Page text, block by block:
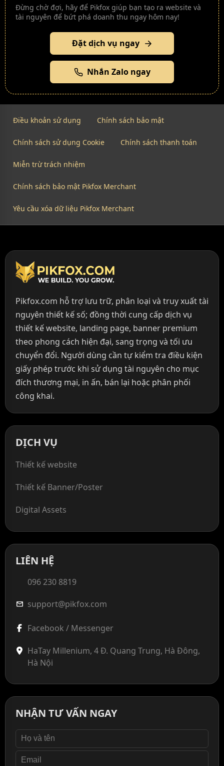
Đừng chờ đợi, hãy để Pikfox giúp bạn tạo ra website và
tài nguyên để bứt phá doanh thu ngay hôm nay!
Đặt dịch vụ ngay
Nhắn Zalo ngay
Điều khoản sử dụng Chính sách bảo mật
Chính sách sử dụng Cookie Chính sách thanh toán
Miễn trừ trách nhiệm
Chính sách bảo mật Pikfox Merchant
Yêu cầu xóa dữ liệu Pikfox Merchant
Pikfox.com hỗ trợ lưu trữ, phân loại và truy xuất tài
nguyên thiết kế số; đồng thời cung cấp dịch vụ
thiết kế website, landing page, banner premium
theo phong cách hiện đại, sang trọng và tối ưu
chuyển đổi. Người dùng cần tự kiểm tra điều kiện
giấy phép trước khi sử dụng tài nguyên cho mục
đích thương mại, in ấn, bán lại hoặc phân phối
công khai.
DỊCH VỤ
Thiết kế website
Thiết kế Banner/Poster
Digital Assets
LIÊN HỆ
096 230 8819
mail support@pikfox.com
Facebook / Messenger
HaTay Millenium, 4 Đ. Quang Trung, Hà Đông,
Hà Nội
NHẬN TƯ VẤN NGAY